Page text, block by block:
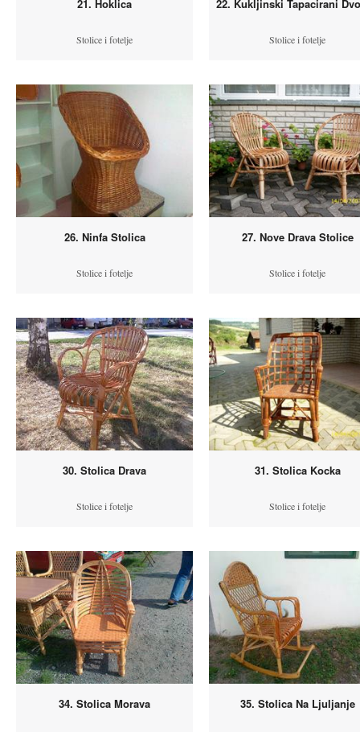
21. Hoklica
Stolice i fotelje
22. Kukljinski Tapacirani
Stolice i fotelje
26. Ninfa Stolica
Stolice i fotelje
27. Nove Drava Stolice
Stolice i fotelje
30. Stolica Drava
Stolice i fotelje
31. Stolica Kocka
Stolice i fotelje
34. Stolica Morava 35. Stolica Na Ljuljanje